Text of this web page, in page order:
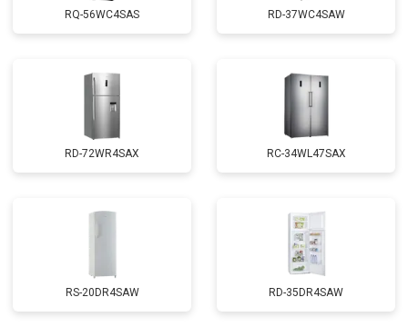
RQ-56WC4SAS RD-37WC4SAW
RD-72WR4SAX RС-34WL47SAX
RS-20DR4SAW RD-35DR4SAW